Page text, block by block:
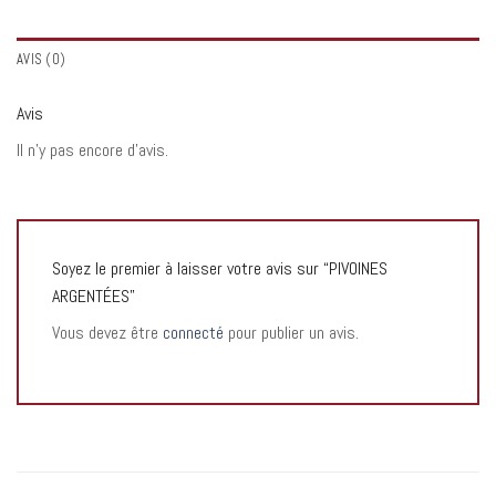
AVIS (0)
Avis
Il n’y pas encore d’avis.
Soyez le premier à laisser votre avis sur “PIVOINES
ARGENTÉES”
Vous devez être connecté pour publier un avis.